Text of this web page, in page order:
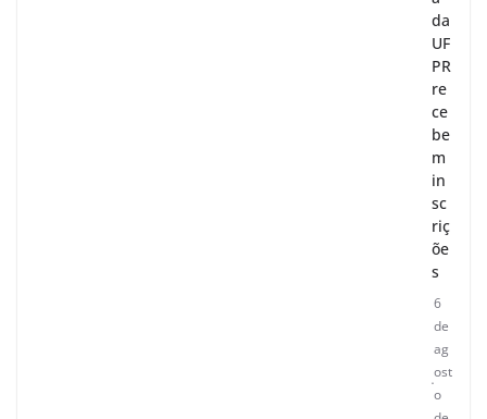
da
UF
PR
re
ce
be
m
in
sc
riç
õe
s
6
de
ag
ost
o